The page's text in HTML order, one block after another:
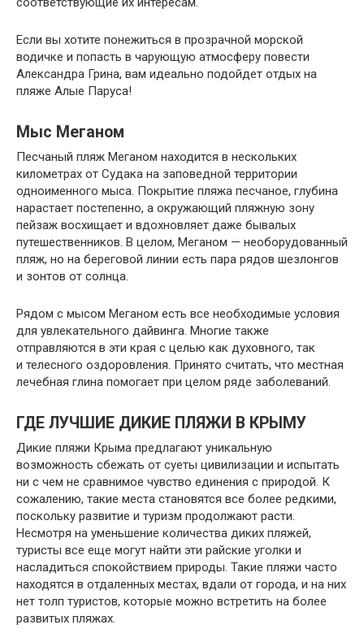
Если вы хотите понежиться в прозрачной морской
водичке и попасть в чарующую атмосферу повести
Александра Грина, вам идеально подойдет отдых на
пляже Алые Паруса!
Мыс Меганом
Песчаный пляж Меганом находится в нескольких
километрах от Судака на заповедной территории
одноименного мыса. Покрытие пляжа песчаное, глубина
нарастает постепенно, а окружающий пляжную зону
пейзаж восхищает и вдохновляет даже бывалых
путешественников. В целом, Меганом — необорудованный
пляж, но на береговой линии есть пара рядов шезлонгов
и зонтов от солнца.
Рядом с мысом Меганом есть все необходимые условия
для увлекательного дайвинга. Многие также
отправляются в эти края с целью как духовного, так
и телесного оздоровления. Принято считать, что местная
лечебная глина помогает при целом ряде заболеваний.
ГДЕ ЛУЧШИЕ ДИКИЕ ПЛЯЖИ В КРЫМУ
Дикие пляжи Крыма предлагают уникальную
возможность сбежать от суеты цивилизации и испытать
ни с чем не сравнимое чувство единения с природой. К
сожалению, такие места становятся все более редкими,
поскольку развитие и туризм продолжают расти.
Несмотря на уменьшение количества диких пляжей,
туристы все еще могут найти эти райские уголки и
насладиться спокойствием природы. Такие пляжи часто
находятся в отдаленных местах, вдали от города, и на них
нет толп туристов, которые можно встретить на более
развитых пляжах.